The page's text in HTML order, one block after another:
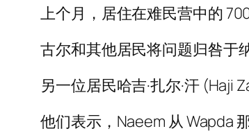
上个月，居住在难民营中的
古尔和其他居民将问题归咎于
另一位居民哈吉·扎尔·汗 (Haji
他们表示，Naeem 从 Wapda